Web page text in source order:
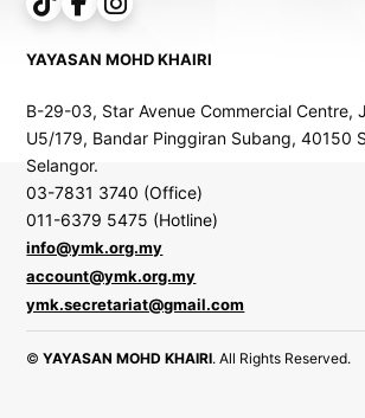
YAYASAN MOHD KHAIRI
B-29-03, Star Avenue Commercial Centre,
U5/179, Bandar Pinggiran Subang, 40150
Selangor.
03-7831 3740 (Office)
011-6379 5475 (Hotline)
info@ymk.org.my
account@ymk.org.my
ymk.secretariat@gmail.com
©YAYASAN MOHD KHAIRI. All Rights Reserved.